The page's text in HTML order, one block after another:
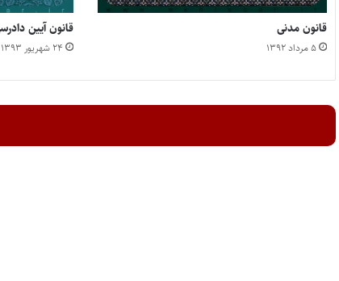
قانون مدنی
۵ مرداد ۱۳۹۲
قانون آیین
۲۴ شهریور ۱۳۹۳